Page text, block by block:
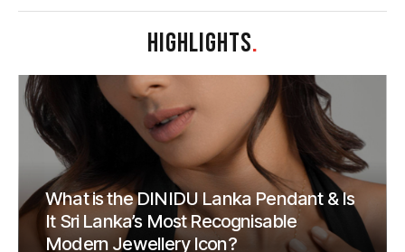
HIGHLIGHTS.
What is the DINIDU Lanka Pendant & Is
It Sri Lanka’s Most Recognisable
Modern Jewellery Icon?